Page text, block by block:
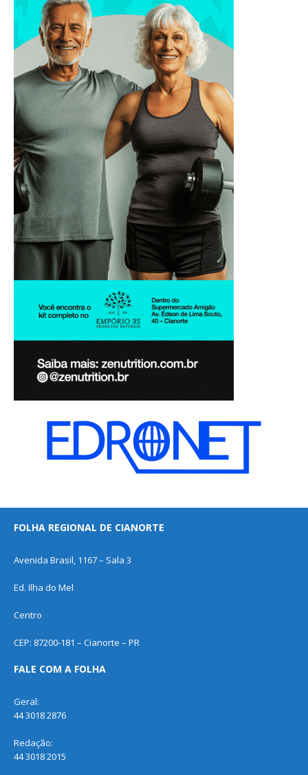
FOLHA REGIONAL DE CIANORTE
Avenida Brasil, 1167 – Sala 3
Ed. Ilha do Mel
Centro
CEP: 87200-181 – Cianorte – PR
FALE COM A FOLHA
Geral:
44 3018 2876
Redação:
44 3018 2015